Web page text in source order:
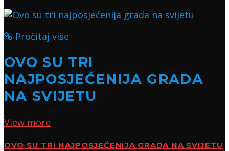
Pročitaj više
OVO SU TRI
NAJPOSJEĆENIJA GRADA
NA SVIJETU
View more
OVO SU TRI NAJPOSJEĆENIJA GRADA NA SVIJETU